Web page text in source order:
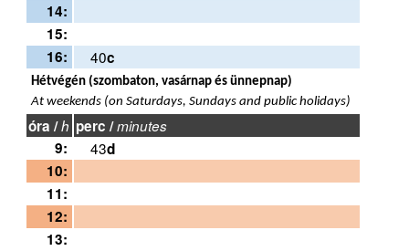
14:
15:
16:
40c
Hétvégén (szombaton, vasárnap és ünnepnap)
At weekends (on Saturdays, Sundays and public holidays)
óra /h perc /minutes
9: 43d
10:
11:
12:
13: